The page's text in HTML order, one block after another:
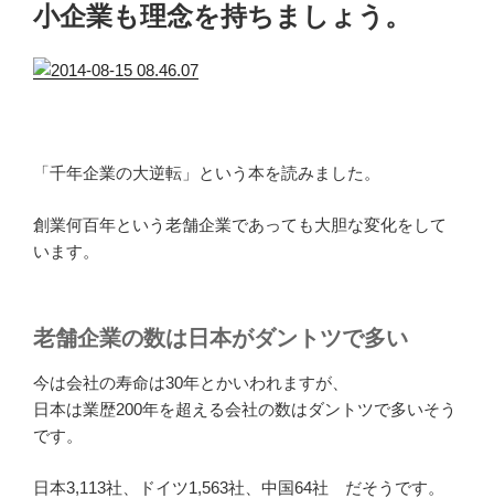
小企業も理念を持ちましょう。
「千年企業の大逆転」という本を読みました。
創業何百年という老舗企業であっても大胆な変化をして
います。
老舗企業の数は日本がダントツで多い
今は会社の寿命は30年とかいわれますが、
日本は業歴200年を超える会社の数はダントツで多いそう
です。
日本3,113社、ドイツ1,563社、中国64社 だそうです。